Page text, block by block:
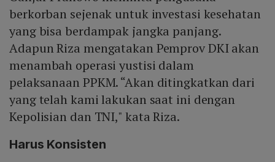
berkorban sejenak untuk investasi kesehatan
yang bisa berdampak jangka panjang.
Adapun Riza mengatakan Pemprov DKI akan
menambah operasi yustisi dalam
pelaksanaan PPKM. “Akan ditingkatkan dari
yang telah kami lakukan saat ini dengan
Kepolisian dan TNI," kata Riza.
Harus Konsisten